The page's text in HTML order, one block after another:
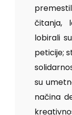
čitanja,
lobirali
peticije;
su
načina